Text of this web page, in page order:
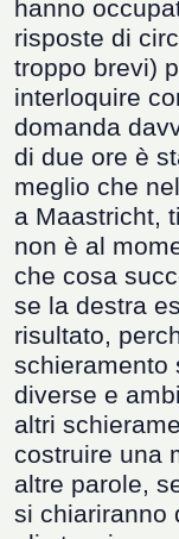
hanno
risposte di
troppo brevi)
interloquire
domanda
di due ore è
meglio che
a Maastricht,
non è al
che cosa
se la destra
risultato,
schieramento
diverse e
altri
costruire una
altre parole,
si chiariranno